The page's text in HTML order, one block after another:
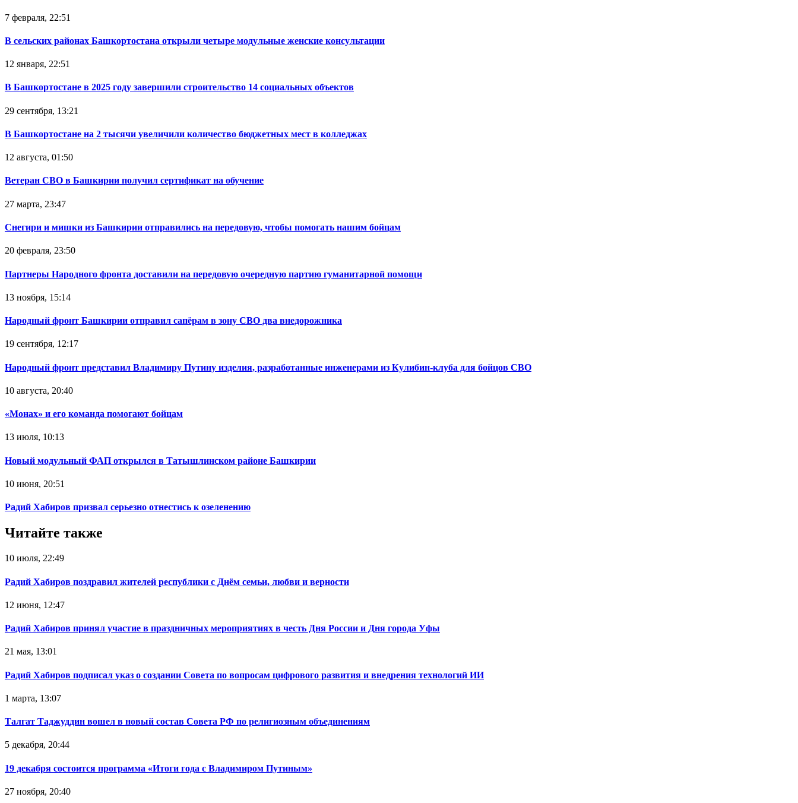
7 февраля, 22:51
В сельских районах Башкортостана открыли четыре модульные женские консультации
12 января, 22:51
В Башкортостане в 2025 году завершили строительство 14 социальных объектов
29 сентября, 13:21
В Башкортостане на 2 тысячи увеличили количество бюджетных мест в колледжах
12 августа, 01:50
Ветеран СВО в Башкирии получил сертификат на обучение
27 марта, 23:47
Снегири и мишки из Башкирии отправились на передовую, чтобы помогать нашим бойцам
20 февраля, 23:50
Партнеры Народного фронта доставили на передовую очередную партию гуманитарной помощи
13 ноября, 15:14
Народный фронт Башкирии отправил сапёрам в зону СВО два внедорожника
19 сентября, 12:17
Народный фронт представил Владимиру Путину изделия, разработанные инженерами из Кулибин-клуба для бойцов СВО
10 августа, 20:40
«Монах» и его команда помогают бойцам
13 июля, 10:13
Новый модульный ФАП открылся в Татышлинском районе Башкирии
10 июня, 20:51
Радий Хабиров призвал серьезно отнестись к озеленению
Читайте также
10 июля, 22:49
Радий Хабиров поздравил жителей республики с Днём семьи, любви и верности
12 июня, 12:47
Радий Хабиров принял участие в праздничных мероприятиях в честь Дня России и Дня города Уфы
21 мая, 13:01
Радий Хабиров подписал указ о создании Совета по вопросам цифрового развития и внедрения технологий ИИ
1 марта, 13:07
Талгат Таджуддин вошел в новый состав Совета РФ по религиозным объединениям
5 декабря, 20:44
19 декабря состоится программа «Итоги года с Владимиром Путиным»
27 ноября, 20:40